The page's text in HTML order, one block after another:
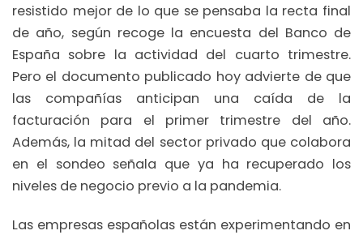
resistido mejor de lo que se pensaba la recta final
de año, según recoge la encuesta del Banco de
España sobre la actividad del cuarto trimestre.
Pero el documento publicado hoy advierte de que
las compañías anticipan una caída de la
facturación para el primer trimestre del año.
Además, la mitad del sector privado que colabora
en el sondeo señala que ya ha recuperado los
niveles de negocio previo a la pandemia.
Las empresas españolas están experimentando en